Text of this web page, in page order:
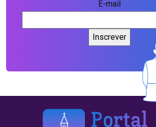
E-mail